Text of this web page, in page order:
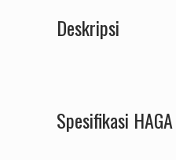
Deskripsi
Spesifikasi